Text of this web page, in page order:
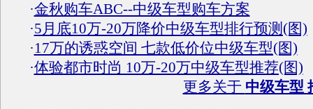
·金秋购车ABC--中级车型购车方案
·5月底10万-20万降价中级车型排行预测(图)
·17万的诱惑空间 七款低价位中级车型(图)
·体验都市时尚 10万-20万中级车型推荐(图)
更多关于 中级车型